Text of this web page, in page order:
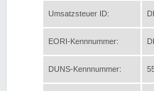
Umsatzsteuer ID:
EORI-Kennnummer:
DUNS-Kennnummer: